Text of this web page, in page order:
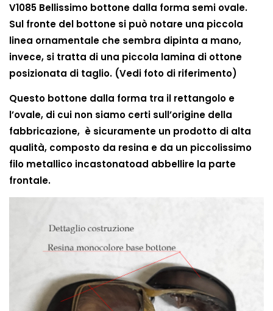
V1085 Bellissimo bottone dalla forma semi ovale.
Sul fronte del bottone si può notare una piccola
linea ornamentale che sembra dipinta a mano,
invece, si tratta di una piccola lamina di ottone
posizionata di taglio. (Vedi foto di riferimento)
Questo bottone dalla forma tra il rettangolo e
l’ovale, di cui non siamo certi sull’origine della
fabbricazione, è sicuramente un prodotto di alta
qualità, composto da resina e da un piccolissimo
filo metallico incastonatoad abbellire la parte
frontale.